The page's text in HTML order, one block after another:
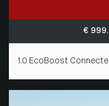
€
1.0 EcoBoost